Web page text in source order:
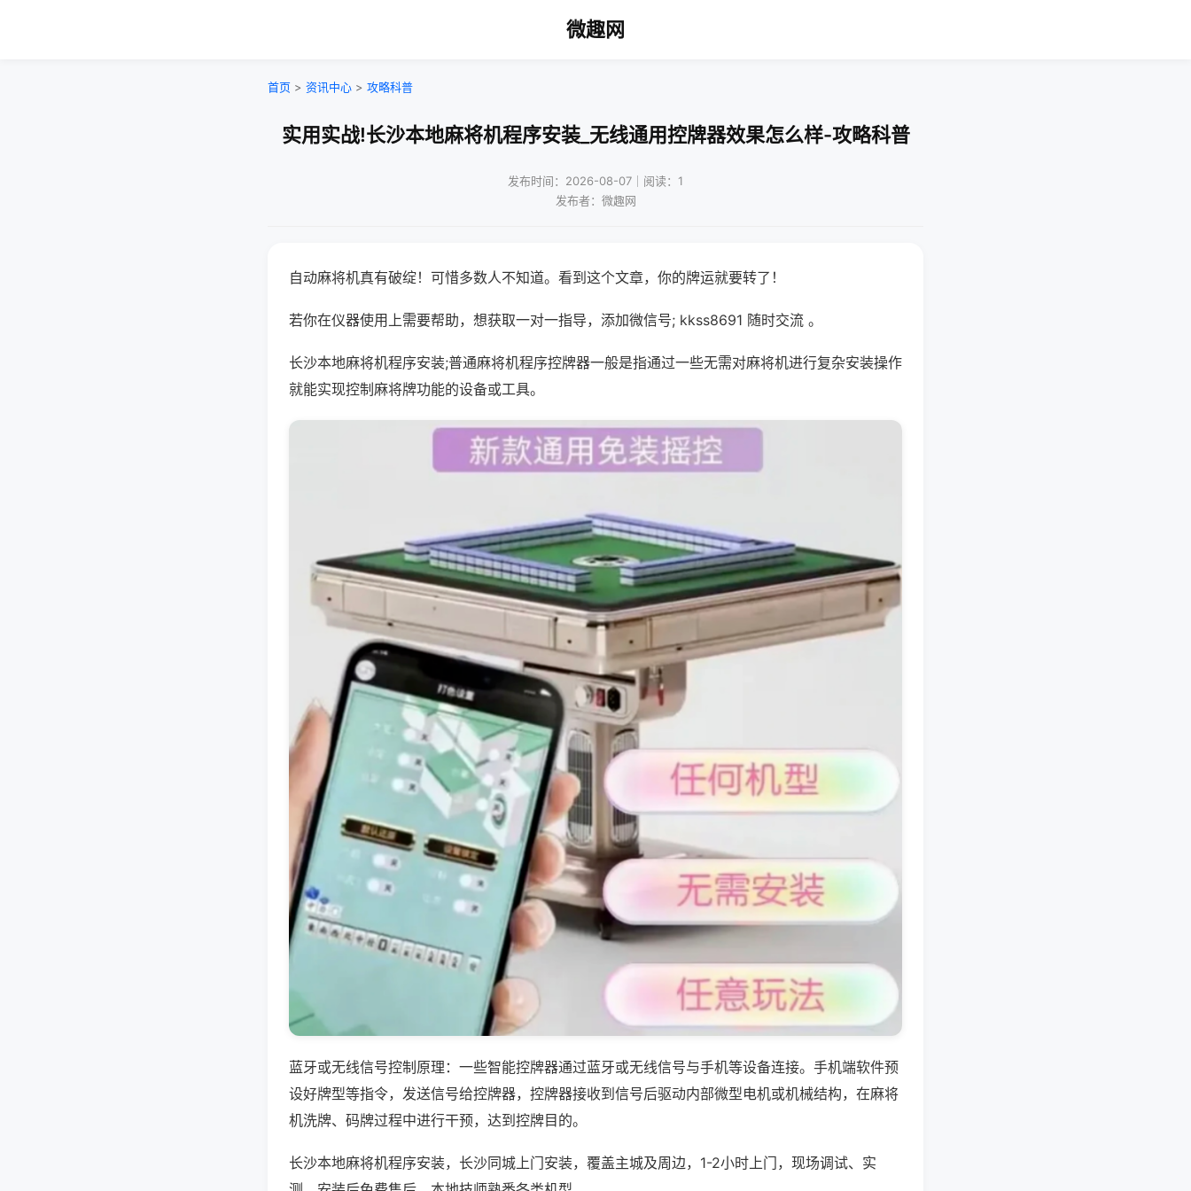
微趣网
首页 > 资讯中心 > 攻略科普
实用实战!长沙本地麻将机程序安装_无线通用控牌器效果怎么样-攻略科普
发布时间：2026-08-07｜阅读：1
发布者：微趣网
自动麻将机真有破绽！可惜多数人不知道。看到这个文章，你的牌运就要转了！
若你在仪器使用上需要帮助，想获取一对一指导，添加微信号; kkss8691 随时交流 。
长沙本地麻将机程序安装;普通麻将机程序控牌器一般是指通过一些无需对麻将机进行复杂安装操作
就能实现控制麻将牌功能的设备或工具。
蓝牙或无线信号控制原理：一些智能控牌器通过蓝牙或无线信号与手机等设备连接。手机端软件预
设好牌型等指令，发送信号给控牌器，控牌器接收到信号后驱动内部微型电机或机械结构，在麻将
机洗牌、码牌过程中进行干预，达到控牌目的。
长沙本地麻将机程序安装，长沙同城上门安装，覆盖主城及周边，1-2小时上门，现场调试、实